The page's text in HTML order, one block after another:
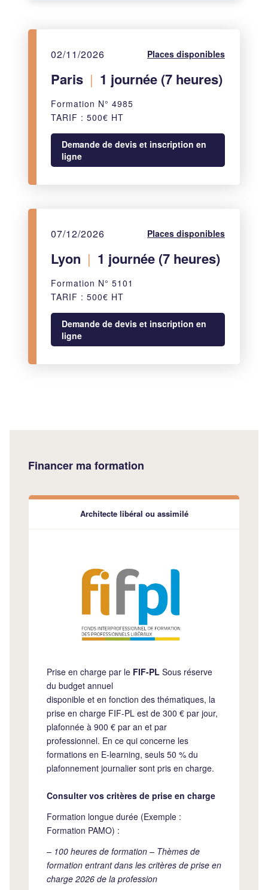
02/11/2026 Places disponibles
Paris | 1 journée (7 heures)
Formation N° 4985
TARIF : 500€ HT
Demande de devis et inscription en
ligne
07/12/2026 Places disponibles
Lyon | 1 journée (7 heures)
Formation N° 5101
TARIF : 500€ HT
Demande de devis et inscription en
ligne
Financer ma formation
Architecte libéral ou assimilé
Prise en charge par le FIF-PL Sous réserve
du budget annuel
disponible et en fonction des thématiques, la
prise en charge FIF-PL est de 300 € par jour,
plafonnée à 900 € par an et par
professionnel. En ce qui concerne les
formations en E-learning, seuls 50 % du
plafonnement journalier sont pris en charge.
Consulter vos critères de prise en charge
Formation longue durée (Exemple :
Formation PAMO) :
– 100 heures de formation – Thèmes de
formation entrant dans les critères de prise en
charge 2026 de la profession